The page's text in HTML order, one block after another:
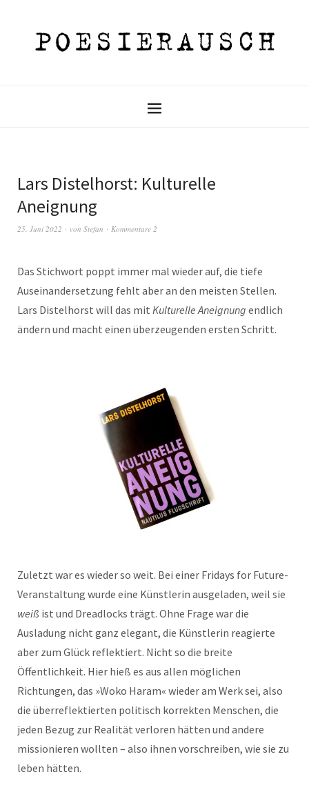
Lars Distelhorst: Kulturelle
Aneignung
25. Juni 2022 von Stefan Kommentare 2
Das Stichwort poppt immer mal wieder auf, die tiefe
Auseinandersetzung fehlt aber an den meisten Stellen.
Lars Distelhorst will das mit Kulturelle Aneignung endlich
ändern und macht einen überzeugenden ersten Schritt.
Zuletzt war es wieder so weit. Bei einer Fridays for Future-
Veranstaltung wurde eine Künstlerin ausgeladen, weil sie
weiß ist und Dreadlocks trägt. Ohne Frage war die
Ausladung nicht ganz elegant, die Künstlerin reagierte
aber zum Glück reflektiert. Nicht so die breite
Öffentlichkeit. Hier hieß es aus allen möglichen
Richtungen, das »Woko Haram« wieder am Werk sei, also
die überreflektierten politisch korrekten Menschen, die
jeden Bezug zur Realität verloren hätten und andere
missionieren wollten – also ihnen vorschreiben, wie sie zu
leben hätten.